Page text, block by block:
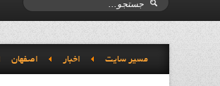
مسیر سایت اخبار اصفهان